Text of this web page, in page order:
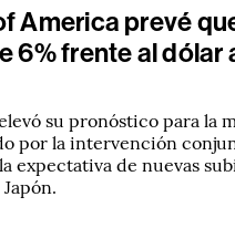
America prevé
6% frente al dólar
su pronóstico para la
por la intervención
expectativa de nuevas